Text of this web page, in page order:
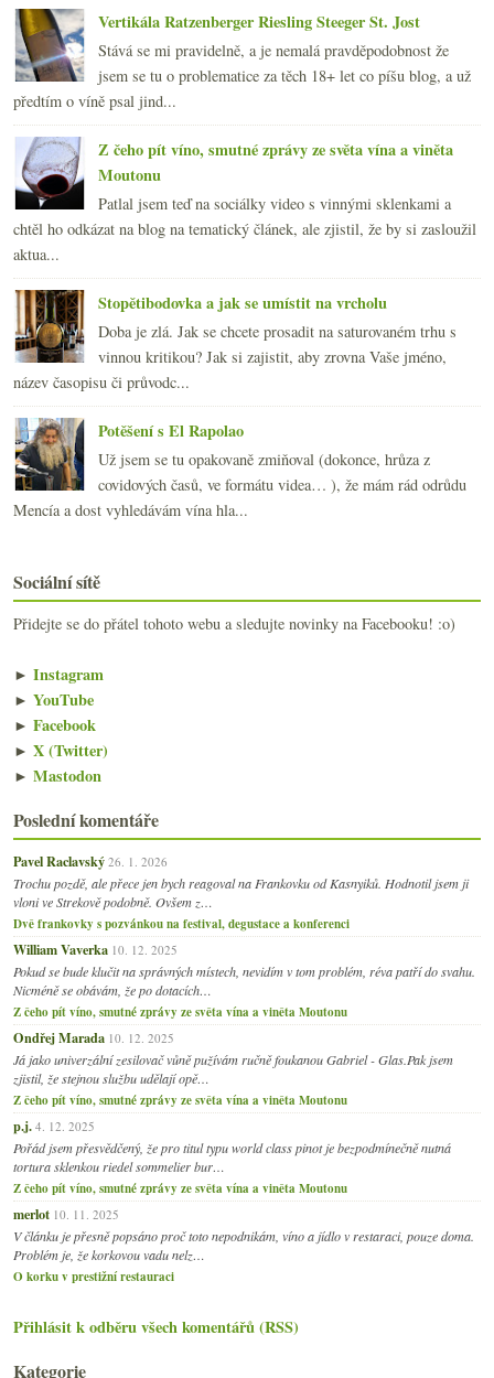
Vertikála Ratzenberger Riesling Steeger St. Jost
Stává se mi pravidelně, a je nemalá pravděpodobnost že
jsem se tu o problematice za těch 18+ let co píšu blog, a už
předtím o víně psal jind...
Z čeho pít víno, smutné zprávy ze světa vína a viněta
Moutonu
Patlal jsem teď na sociálky video s vinnými sklenkami a
chtěl ho odkázat na blog na tematický článek, ale zjistil, že by si zasloužil
aktua...
Stopětibodovka a jak se umístit na vrcholu
Doba je zlá. Jak se chcete prosadit na saturovaném trhu s
vinnou kritikou? Jak si zajistit, aby zrovna Vaše jméno,
název časopisu či průvodc...
Potěšení s El Rapolao
Už jsem se tu opakovaně zmiňoval (dokonce, hrůza z
covidových časů, ve formátu videa… ), že mám rád odrůdu
Mencía a dost vyhledávám vína hla...
Sociální sítě
Přidejte se do přátel tohoto webu a sledujte novinky na Facebooku! :o)
► Instagram
► YouTube
► Facebook
► X (Twitter)
► Mastodon
Poslední komentáře
Pavel Raclavský 26. 1. 2026
Trochu pozdě, ale přece jen bych reagoval na Frankovku od Kasnyiků. Hodnotil jsem ji
vloni ve Strekově podobně. Ovšem z…
Dvě frankovky s pozvánkou na festival, degustace a konferenci
William Vaverka 10. 12. 2025
Pokud se bude klučit na správných místech, nevidím v tom problém, réva patří do svahu.
Nicméně se obávám, že po dotacích…
Z čeho pít víno, smutné zprávy ze světa vína a viněta Moutonu
Ondřej Marada 10. 12. 2025
Já jako univerzální zesilovač vůně pužívám ručně foukanou Gabriel - Glas.Pak jsem
zjistil, že stejnou službu udělají opě…
Z čeho pít víno, smutné zprávy ze světa vína a viněta Moutonu
p.j. 4. 12. 2025
Pořád jsem přesvědčený, že pro titul typu world class pinot je bezpodmínečně nutná
tortura sklenkou riedel sommelier bur…
Z čeho pít víno, smutné zprávy ze světa vína a viněta Moutonu
merlot 10. 11. 2025
V článku je přesně popsáno proč toto nepodnikám, víno a jídlo v restaraci, pouze doma.
Problém je, že korkovou vadu nelz…
O korku v prestižní restauraci
Přihlásit k odběru všech komentářů (RSS)
Kategorie